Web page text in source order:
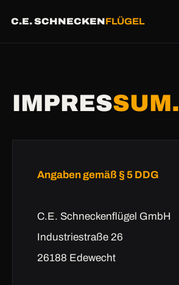
C.E. SCHNECKENFLÜGEL
IMPRESSUM.
Angaben gemäß § 5 DDG
C.E. Schneckenflügel GmbH
Industriestraße 26
26188 Edewecht